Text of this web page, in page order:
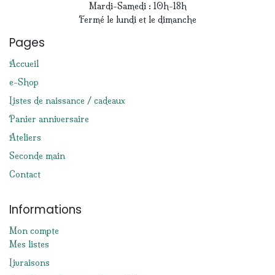
Mardi-Samedi : 10h-18h
Fermé le lundi et le dimanche
Pages
Accueil
e-Shop
Listes de naissance / cadeaux
Panier anniversaire
Ateliers
Seconde main
Contact
Informations
Mon compte
Mes listes
Livraisons